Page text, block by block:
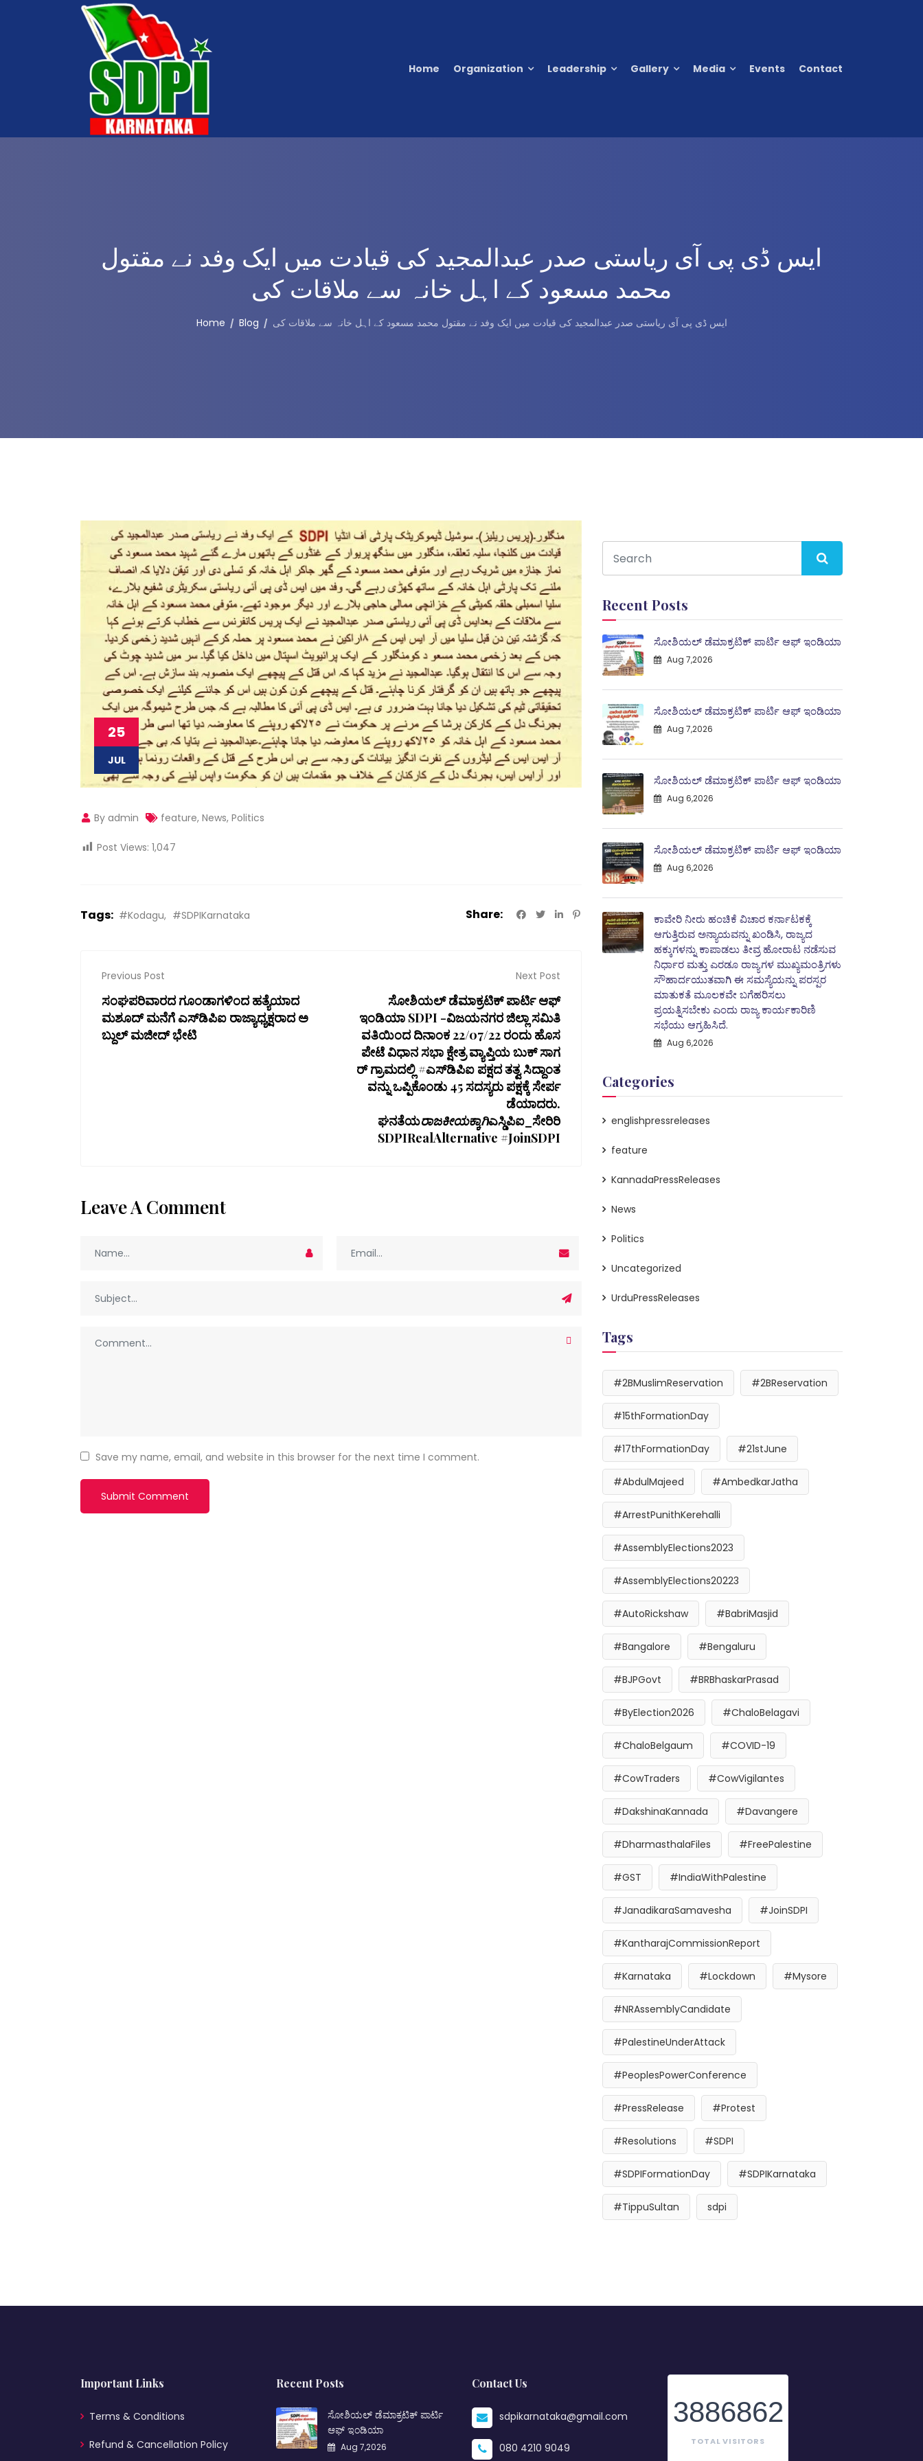
Home Organization Leadership Gallery Media Events Contact
ایس ڈی پی آی ریاستی صدر عبدالمجید کی قیادت میں ایک وفد نے مقتول
محمد مسعود کے اہل خانہ سے ملاقات کی
Home Blog ایس ڈی پی آی ریاستی صدر عبدالمجید کی قیادت میں ایک وفد نے مقتول محمد مسعود کے اہل خانہ سے ملاقات کی
25
JUL
By admin feature, News, Politics
Post Views: 1,047
Tags: #Kodagu #SDPIKarnataka Share:
Previous Post
ಸಂಘಪರಿವಾರದ ಗೂಂಡಾಗಳಿಂದ ಹತ್ಯೆಯಾದ
ಮಶೂದ್ ಮನೆಗೆ ಎಸ್‌ಡಿಪಿಐ ರಾಜ್ಯಾಧ್ಯಕ್ಷರಾದ ಅ
ಬ್ದುಲ್ ಮಜೀದ್ ಭೇಟಿ
Next Post
ಸೋಶಿಯಲ್ ಡೆಮಾಕ್ರಟಿಕ್ ಪಾರ್ಟಿ ಆಫ್
ಇಂಡಿಯಾ SDPI -ವಿಜಯನಗರ ಜಿಲ್ಲಾ ಸಮಿತಿ
ವತಿಯಿಂದ ದಿನಾಂಕ 22/07/22 ರಂದು ಹೊಸ
ಪೇಟೆ ವಿಧಾನ ಸಭಾ ಕ್ಷೇತ್ರ ವ್ಯಾಪ್ತಿಯ ಬುಕ್ ಸಾಗ
ರ್ ಗ್ರಾಮದಲ್ಲಿ #ಎಸ್‌ಡಿಪಿಐ ಪಕ್ಷದ ತತ್ವ ಸಿದ್ದಾಂತ
ವನ್ನು ಒಪ್ಪಿಕೊಂಡು 45 ಸದಸ್ಯರು ಪಕ್ಷಕ್ಕೆ ಸೇರ್ಪ
ಡೆಯಾದರು.
ಘನತೆಯರಾಜಕೀಯಕ್ಕಾಗಿಎಸ್ಡಿಪಿಐ_ಸೇರಿರಿ
SDPIRealAlternative #JoinSDPI
Leave A Comment
Save my name, email, and website in this browser for the next time I comment.
Recent Posts
ಸೋಶಿಯಲ್ ಡೆಮಾಕ್ರಟಿಕ್ ಪಾರ್ಟಿ ಆಫ್ ಇಂಡಿಯಾ
Aug 7,2026
ಸೋಶಿಯಲ್ ಡೆಮಾಕ್ರಟಿಕ್ ಪಾರ್ಟಿ ಆಫ್ ಇಂಡಿಯಾ
Aug 7,2026
ಸೋಶಿಯಲ್ ಡೆಮಾಕ್ರಟಿಕ್ ಪಾರ್ಟಿ ಆಫ್ ಇಂಡಿಯಾ
Aug 6,2026
ಸೋಶಿಯಲ್ ಡೆಮಾಕ್ರಟಿಕ್ ಪಾರ್ಟಿ ಆಫ್ ಇಂಡಿಯಾ
Aug 6,2026
ಕಾವೇರಿ ನೀರು ಹಂಚಿಕೆ ವಿಚಾರ ಕರ್ನಾಟಕಕ್ಕೆ
ಆಗುತ್ತಿರುವ ಅನ್ಯಾಯವನ್ನು ಖಂಡಿಸಿ, ರಾಜ್ಯದ
ಹಕ್ಕುಗಳನ್ನು ಕಾಪಾಡಲು ತೀವ್ರ ಹೋರಾಟ ನಡೆಸುವ
ನಿರ್ಧಾರ ಮತ್ತು ಎರಡೂ ರಾಜ್ಯಗಳ ಮುಖ್ಯಮಂತ್ರಿಗಳು
ಸೌಹಾರ್ದಯುತವಾಗಿ ಈ ಸಮಸ್ಯೆಯನ್ನು ಪರಸ್ಪರ
ಮಾತುಕತೆ ಮೂಲಕವೇ ಬಗೆಹರಿಸಲು
ಪ್ರಯತ್ನಿಸಬೇಕು ಎಂದು ರಾಜ್ಯ ಕಾರ್ಯಕಾರಿಣಿ
ಸಭೆಯು ಆಗ್ರಹಿಸಿದೆ.
Aug 6,2026
Categories
englishpressreleases
feature
KannadaPressReleases
News
Politics
Uncategorized
UrduPressReleases
Tags
#2BMuslimReservation #2BReservation
#15thFormationDay
#17thFormationDay #21stJune
#AbdulMajeed #AmbedkarJatha
#ArrestPunithKerehalli
#AssemblyElections2023
#AssemblyElections20223
#AutoRickshaw #BabriMasjid
#Bangalore #Bengaluru
#BJPGovt #BRBhaskarPrasad
#ByElection2026 #ChaloBelagavi
#ChaloBelgaum #COVID-19
#CowTraders #CowVigilantes
#DakshinaKannada #Davangere
#DharmasthalaFiles #FreePalestine
#GST #IndiaWithPalestine
#JanadikaraSamavesha #JoinSDPI
#KantharajCommissionReport
#Karnataka #Lockdown #Mysore
#NRAssemblyCandidate
#PalestineUnderAttack
#PeoplesPowerConference
#PressRelease #Protest
#Resolutions #SDPI
#SDPIFormationDay #SDPIKarnataka
#TippuSultan sdpi
Important Links
Terms & Conditions
Refund & Cancellation Policy
Recent Posts
ಸೋಶಿಯಲ್ ಡೆಮಾಕ್ರಟಿಕ್ ಪಾರ್ಟಿ
ಆಫ್ ಇಂಡಿಯಾ
Aug 7,2026
Contact Us
sdpikarnataka@gmail.com
080 4210 9049
3886862
TOTAL VISITORS